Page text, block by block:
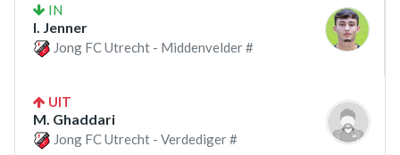
IN
I. Jenner
Jong FC Utrecht - Middenvelder #
UIT
M. Ghaddari
Jong FC Utrecht - Verdediger #